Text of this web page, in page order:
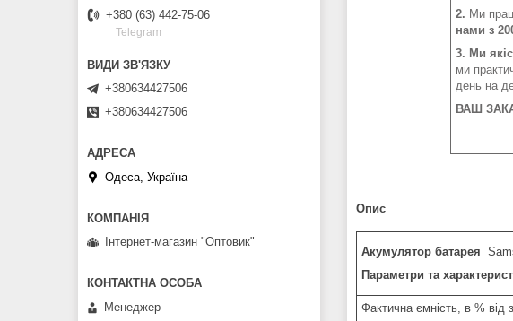
2. Ми
нами з
3. Ми
ми
день на
ВАШ
Опис
Акумулятор батарея
Параметри та
Фактична ємність, в % від
+380 (63) 442-75-06
Telegram
+380634427506
+380634427506
Одеса, Україна
Інтернет-магазин "Оптовик"
Менеджер